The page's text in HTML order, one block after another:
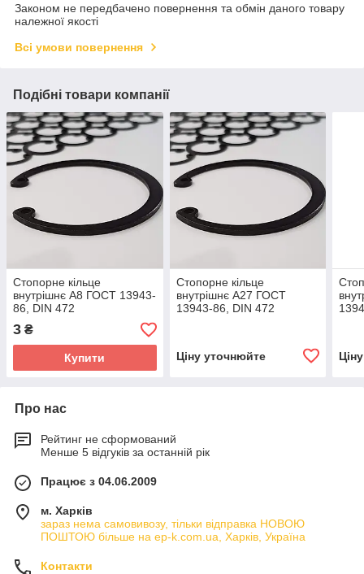
Законом не передбачено повернення та обмін даного товару
належної якості
Всі умови повернення
Подібні товари компанії
Стопорне кільце
внутрішнє А8 ГОСТ 13943-
86, DIN 472
3 ₴
Купити
Стопорне кільце
внутрішнє А27 ГОСТ
13943-86, DIN 472
Ціну уточнюйте
Про нас
Рейтинг не сформований
Менше 5 відгуків за останній рік
Працює з 04.06.2009
м. Харків
зараз нема самовивозу, тільки відправка НОВОЮ
ПОШТОЮ більше на ep-k.com.ua, Харків, Україна
Контакти